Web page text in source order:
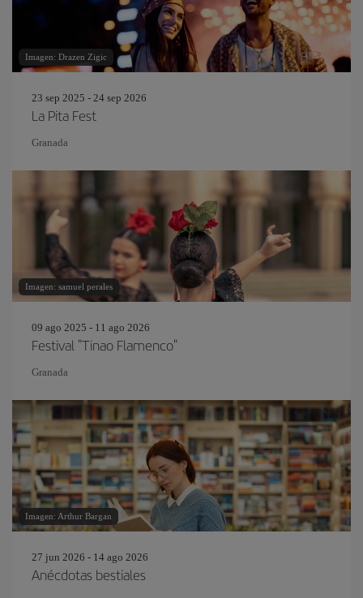
Imagen: Drazen Zigic
23 sep 2025 - 24 sep 2026
La Pita Fest
Granada
Imagen: samuel perales
09 ago 2025 - 11 ago 2026
Festival "Tinao Flamenco"
Granada
Imagen: Arthur Bargan
27 jun 2026 - 14 ago 2026
Anécdotas bestiales